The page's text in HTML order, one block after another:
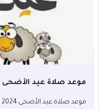
موعد صلاة عيد الأضحى 2024 في قالمة | الجزائر